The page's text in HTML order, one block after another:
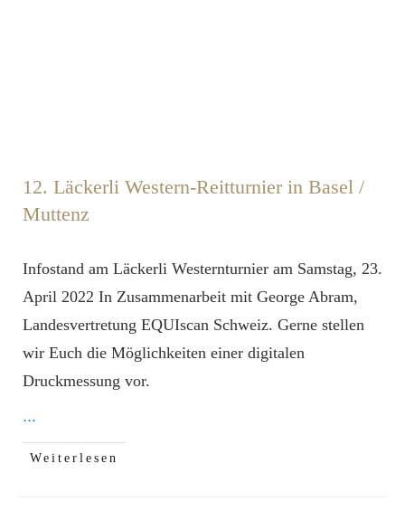
12. Läckerli Western-Reitturnier in Basel /
Muttenz
Infostand am Läckerli Westernturnier am Samstag, 23.
April 2022 In Zusammenarbeit mit George Abram,
Landesvertretung EQUIscan Schweiz. Gerne stellen
wir Euch die Möglichkeiten einer digitalen
Druckmessung vor.
...
Weiterlesen